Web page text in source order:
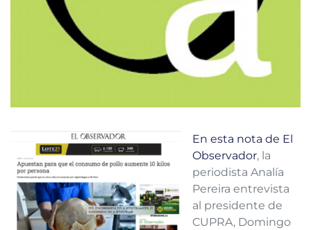
En esta nota de El
Observador, la
periodista Analía
Pereira entrevista
al presidente de
CUPRA, Domingo